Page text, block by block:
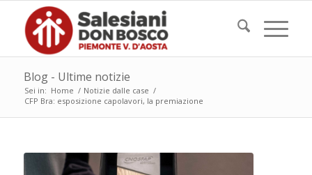
Blog - Ultime notizie
Sei in: Home / Notizie dalle case /
CFP Bra: esposizione capolavori, la premiazione